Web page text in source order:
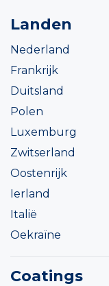
Landen
Nederland
Frankrijk
Duitsland
Polen
Luxemburg
Zwitserland
Oostenrijk
Ierland
Italië
Oekraïne
Coatings